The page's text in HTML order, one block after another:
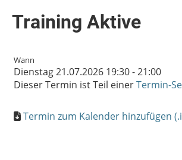
Training Aktive
Wann
Dienstag 21.07.2026 19:30 - 21:00
Dieser Termin ist Teil einerTermin-
Termin zum Kalender hinzufügen